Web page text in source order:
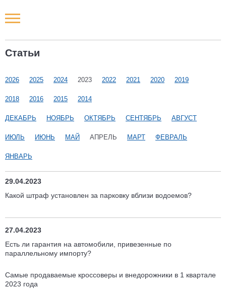
Статьи
2026 2025 2024 2023 2022 2021 2020 2019
2018 2016 2015 2014
ДЕКАБРЬ НОЯБРЬ ОКТЯБРЬ СЕНТЯБРЬ АВГУСТ
ИЮЛЬ ИЮНЬ МАЙ АПРЕЛЬ МАРТ ФЕВРАЛЬ
ЯНВАРЬ
29.04.2023
Какой штраф установлен за парковку вблизи водоемов?
27.04.2023
Есть ли гарантия на автомобили, привезенные по
параллельному импорту?
Самые продаваемые кроссоверы и внедорожники в 1 квартале
2023 года
Новости РФ
Наши мероприятия
Статьи